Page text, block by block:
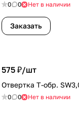
0 0 Нет в наличии
Заказать
575 ₽/шт
Отвертка T-обр.
0 0 Нет в наличии